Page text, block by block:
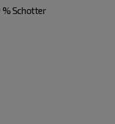
% Schotter